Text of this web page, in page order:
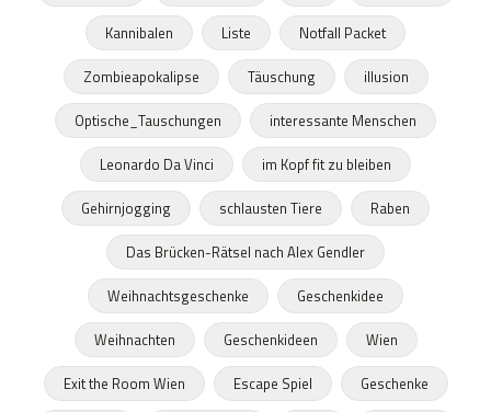
Kannibalen
Liste
Notfall Packet
Zombieapokalipse
Täuschung
illusion
Optische_Tauschungen
interessante Menschen
Leonardo Da Vinci
im Kopf fit zu bleiben
Gehirnjogging
schlausten Tiere
Raben
Das Brücken-Rätsel nach Alex Gendler
Weihnachtsgeschenke
Geschenkidee
Weihnachten
Geschenkideen
Wien
Exit the Room Wien
Escape Spiel
Geschenke